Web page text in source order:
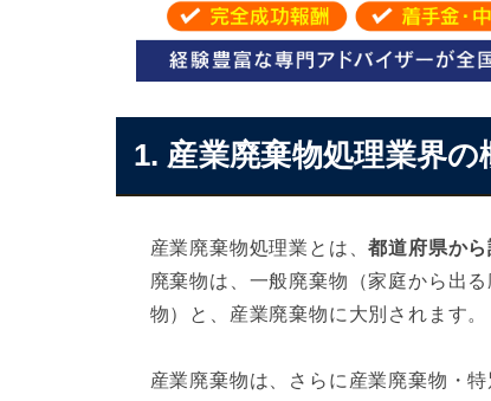
産業廃棄物・環境業界のM&A案件一覧
1. 産業廃棄物処理業界
産業廃棄物処理業とは、都道府県か
廃棄物は、一般廃棄物（家庭から出
物）と、産業廃棄物に大別されます。
産業廃棄物は、さらに産業廃棄物・